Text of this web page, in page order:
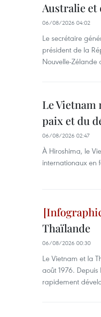
Australie et
06/08/2026 04:02
Le secrétaire
président de la
Nouvelle-Zélande
Le Vietnam
paix et du
06/08/2026 02:47
À Hiroshima, le
internationaux en
Thaïlande
06/08/2026 00:30
Le Vietnam et la
août 1976.
rapidement